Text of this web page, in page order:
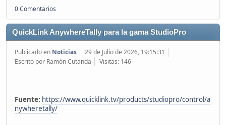
0 Comentarios
QuickLink AnywhereTally para la gama StudioPro
Publicado en Noticias
29 de Julio de 2026, 19:15:31
Escrito por Ramón Cutanda
Visitas: 146
Fuente: https://www.quicklink.tv/products/studiopro/control/a
nywheretally/